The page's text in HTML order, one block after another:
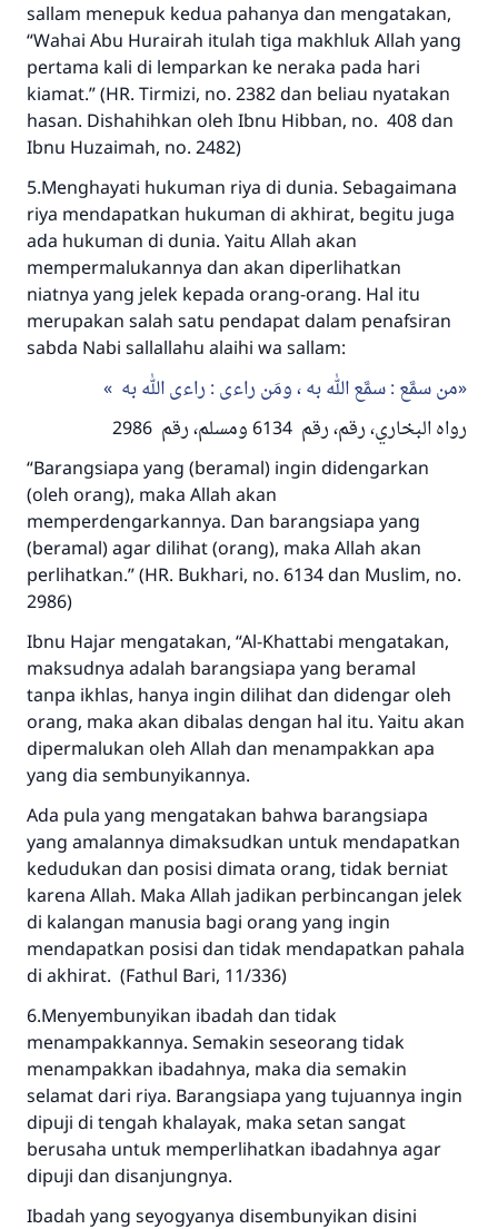
sallam menepuk kedua pahanya dan mengatakan,
“Wahai Abu Hurairah itulah tiga makhluk Allah yang
pertama kali di lemparkan ke neraka pada hari
kiamat.” (HR. Tirmizi, no. 2382 dan beliau nyatakan
hasan. Dishahihkan oleh Ibnu Hibban, no. 408 dan
Ibnu Huzaimah, no. 2482)
5.Menghayati hukuman riya di dunia. Sebagaimana
riya mendapatkan hukuman di akhirat, begitu juga
ada hukuman di dunia. Yaitu Allah akan
mempermalukannya dan akan diperlihatkan
niatnya yang jelek kepada orang-orang. Hal itu
merupakan salah satu pendapat dalam penafsiran
sabda Nabi sallallahu alaihi wa sallam:
من سمَّع : سمَّع الله به ، ومَن راءى : راءى الله به
رواه البخاري، رقم، رقم 6134 ومسلم، رقم 2986
“Barangsiapa yang (beramal) ingin didengarkan
(oleh orang), maka Allah akan
memperdengarkannya. Dan barangsiapa yang
(beramal) agar dilihat (orang), maka Allah akan
perlihatkan.” (HR. Bukhari, no. 6134 dan Muslim, no.
2986)
Ibnu Hajar mengatakan, “Al-Khattabi mengatakan,
maksudnya adalah barangsiapa yang beramal
tanpa ikhlas, hanya ingin dilihat dan didengar oleh
orang, maka akan dibalas dengan hal itu. Yaitu akan
dipermalukan oleh Allah dan menampakkan apa
yang dia sembunyikannya.
Ada pula yang mengatakan bahwa barangsiapa
yang amalannya dimaksudkan untuk mendapatkan
kedudukan dan posisi dimata orang, tidak berniat
karena Allah. Maka Allah jadikan perbincangan jelek
di kalangan manusia bagi orang yang ingin
mendapatkan posisi dan tidak mendapatkan pahala
di akhirat. (Fathul Bari, 11/336)
6.Menyembunyikan ibadah dan tidak
menampakkannya. Semakin seseorang tidak
menampakkan ibadahnya, maka dia semakin
selamat dari riya. Barangsiapa yang tujuannya ingin
dipuji di tengah khalayak, maka setan sangat
berusaha untuk memperlihatkan ibadahnya agar
dipuji dan disanjungnya.
Ibadah yang seyogyanya disembunyikan disini